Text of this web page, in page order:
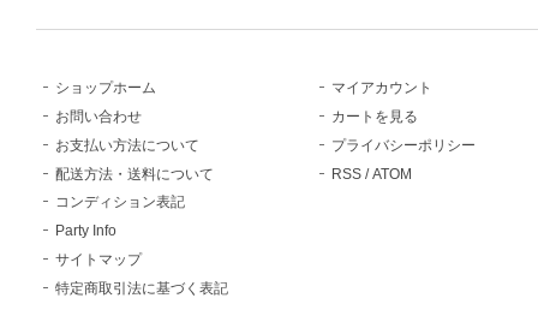
ショップホーム
お問い合わせ
お支払い方法について
配送方法・送料について
コンディション表記
Party Info
サイトマップ
特定商取引法に基づく表記
マイアカウント
カートを見る
プライバシーポリシー
RSS /ATOM